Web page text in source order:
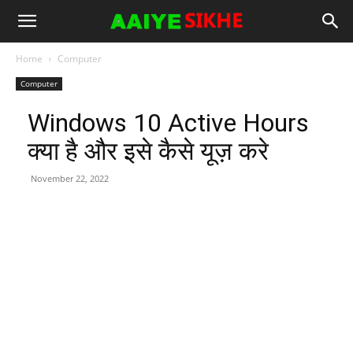
Home Computer
Computer
Windows 10 Active Hours
क्या है और इसे कैसे यूज़ करे
November 22, 2022